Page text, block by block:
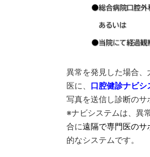
異常を発見した場合
医に、 口腔健診ナビシ
写真を送信し診断のサ
※ナビシステムは、異
合に遠隔で専門医のサ
的なシステムです。